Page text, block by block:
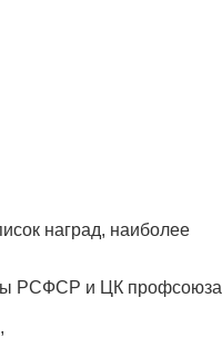
наград, наиболее
РСФСР и ЦК профсоюза